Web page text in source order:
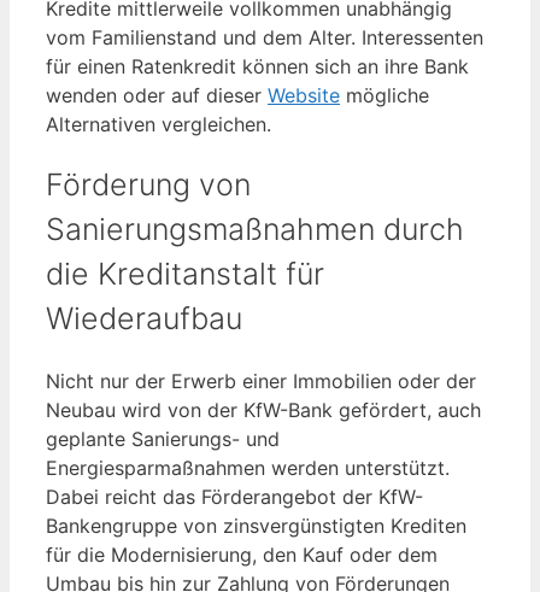
Kredite mittlerweile vollkommen unabhängig
vom Familienstand und dem Alter. Interessenten
für einen Ratenkredit können sich an ihre Bank
wenden oder auf dieser Website mögliche
Alternativen vergleichen.
Förderung von
Sanierungsmaßnahmen durch
die Kreditanstalt für
Wiederaufbau
Nicht nur der Erwerb einer Immobilien oder der
Neubau wird von der KfW-Bank gefördert, auch
geplante Sanierungs- und
Energiesparmaßnahmen werden unterstützt.
Dabei reicht das Förderangebot der KfW-
Bankengruppe von zinsvergünstigten Krediten
für die Modernisierung, den Kauf oder dem
Umbau bis hin zur Zahlung von Förderungen